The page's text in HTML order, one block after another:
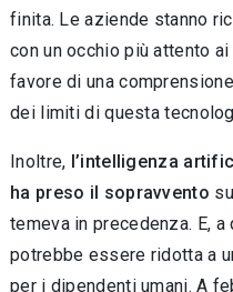
finita. Le aziende stanno
con un occhio più attento ai
favore di una
dei limiti di questa
Inoltre, l’intelligenza
ha preso il sopravvento
temeva in precedenza. E,
potrebbe essere ridotta a
per i dipendenti umani. A